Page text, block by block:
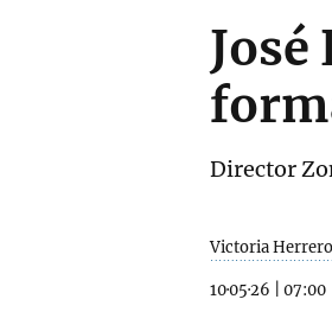
Director
Victoria Herrero
10·05·26 07:00